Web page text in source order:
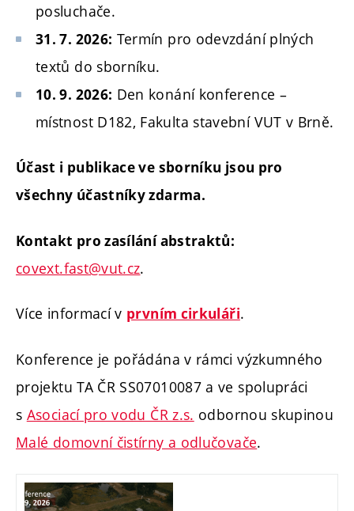
posluchače.
31. 7. 2026: Termín pro odevzdání plných
textů do sborníku.
10. 9. 2026: Den konání konference –
místnost D182, Fakulta stavební VUT v Brně.
Účast i publikace ve sborníku jsou pro
všechny účastníky zdarma.
Kontakt pro zasílání abstraktů:
covext.fast@vut.cz.
Více informací v prvním cirkuláři.
Konference je pořádána v rámci výzkumného
projektu TA ČR SS07010087 a ve spolupráci
s Asociací pro vodu ČR z.s. odbornou skupinou
Malé domovní čistírny a odlučovače.